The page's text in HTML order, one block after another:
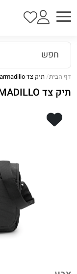
דף הבית תיק צד trekgrear armadillo
תיק צד TREKGREAR ARMADILLO